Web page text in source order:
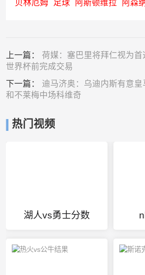
贝林厄姆 足球 阿斯顿维拉 阿森
上一篇： 荷媒：塞巴里将拜仁视为首
世界杯前完成交易
下一篇： 迪马济奥：乌迪内斯有意
和不莱梅中场科维奇
热门视频
湖人vs勇士分数